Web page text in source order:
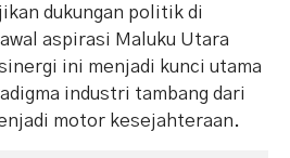
dukungan politik di
aspirasi Maluku Utara
ini menjadi kunci utama
industri tambang dari
motor kesejahteraan.